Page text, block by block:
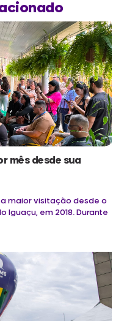
mês desde sua
a maior visitação desde o
Iguaçu, em 2018. Durante